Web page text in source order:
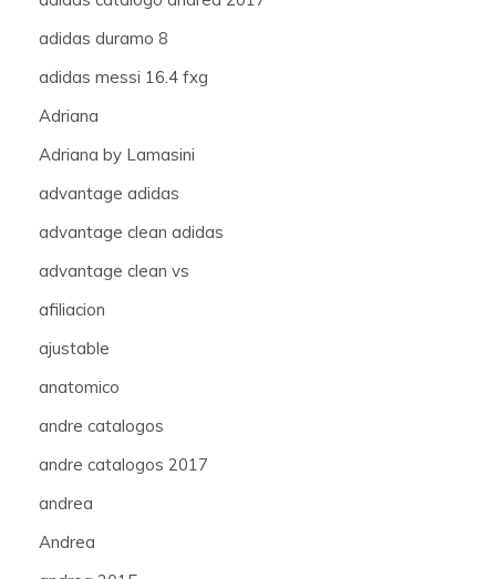
adidas duramo 8
adidas messi 16.4 fxg
Adriana
Adriana by Lamasini
advantage adidas
advantage clean adidas
advantage clean vs
afiliacion
ajustable
anatomico
andre catalogos
andre catalogos 2017
andrea
Andrea